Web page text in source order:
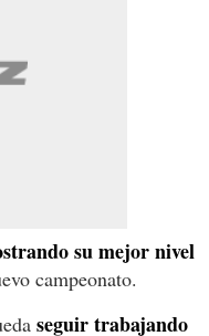
su mejor nivel
campeonato.
seguir trabajando